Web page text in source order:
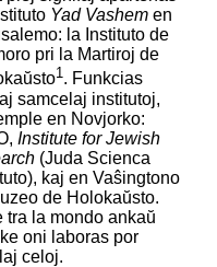
Yad Vashemen
la Instituto de
pri la Martiroj de
1. Funkcias
samcelaj institutoj,
en Novjorko:
Institute for Jewish
(Juda Scienca
kaj en Vaŝingtono
de Holokaŭsto.
tra la mondo ankaŭ
oni laboras por
celoj.